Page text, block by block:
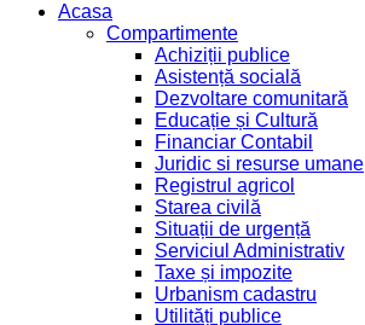
Acasa
Compartimente
Achiziții publice
Asistență socială
Dezvoltare comunitară
Educație și Cultură
Financiar Contabil
Juridic si resurse umane
Registrul agricol
Starea civilă
Situații de urgență
Serviciul Administrativ
Taxe și impozite
Urbanism cadastru
Utilități publice